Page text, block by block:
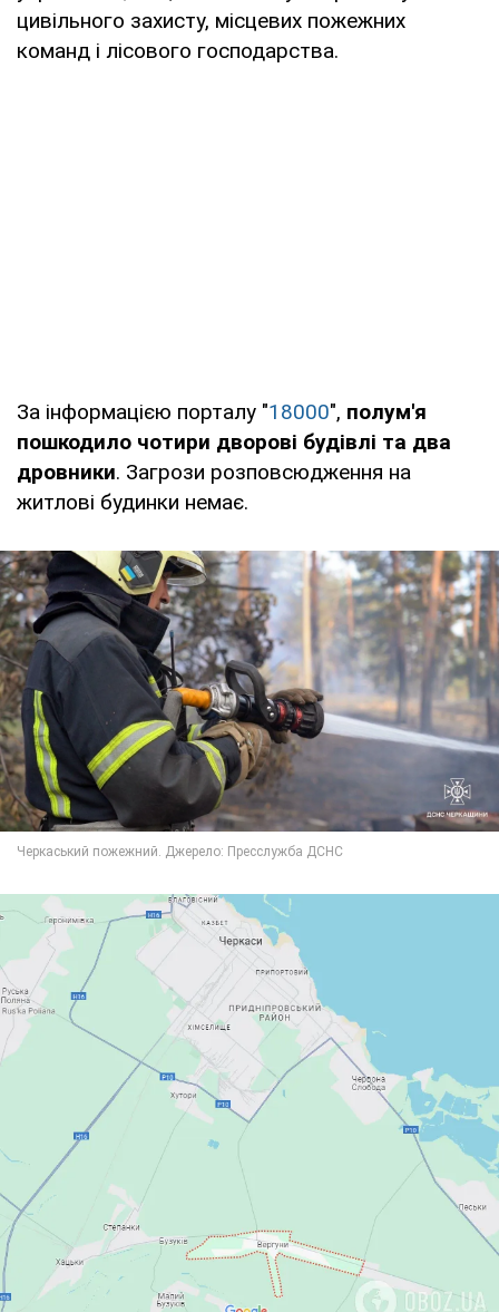
цивільного захисту, місцевих пожежних
команд і лісового господарства.
За інформацією порталу "18000", полум'я
пошкодило чотири дворові будівлі та два
дровники. Загрози розповсюдження на
житлові будинки немає.